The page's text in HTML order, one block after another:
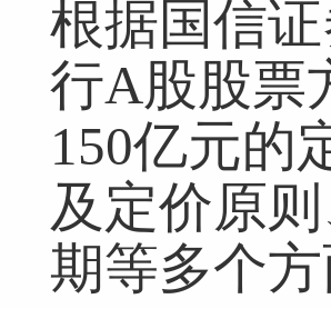
根据国信
行A股股票
150亿元的
及定价原
期等多个